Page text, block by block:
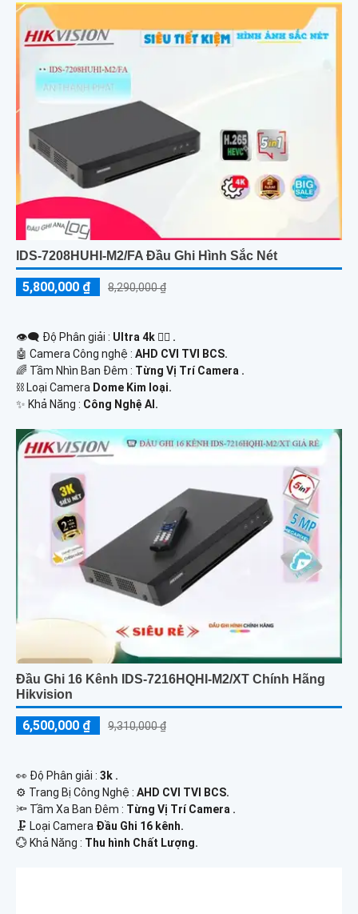
IDS-7208HUHI-M2/FA Đầu Ghi Hình Sắc Nét
5,800,000 ₫ 8,290,000 ₫
👁️‍🗨 Độ Phân giải : Ultra 4k 👍🏾 .
🤖️ Camera Công nghệ : AHD CVI TVI BCS.
🌈 Tầm Nhìn Ban Đêm : Từng Vị Trí Camera .
⛓ Loại Camera Dome Kim loại.
️✨ Khả Năng : Công Nghệ AI.
Đầu Ghi 16 Kênh IDS-7216HQHI-M2/XT Chính Hãng
Hikvision
6,500,000 ₫ 9,310,000 ₫
️👀 Độ Phân giải : 3k .
⚙ Trang Bị Công Nghệ : AHD CVI TVI BCS.
🔦 Tầm Xa Ban Đêm : Từng Vị Trí Camera .
🗜️ Loại Camera Đầu Ghi 16 kênh.
️💮 Khả Năng : Thu hình Chất Lượng.